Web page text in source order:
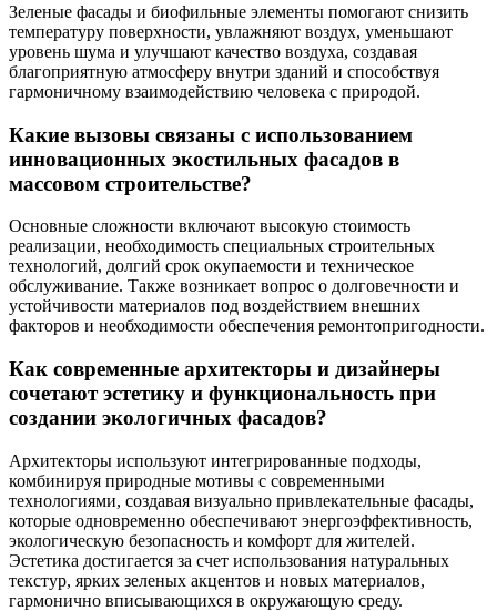
Зеленые фасады и биофильные элементы помогают снизить
температуру поверхности, увлажняют воздух, уменьшают
уровень шума и улучшают качество воздуха, создавая
благоприятную атмосферу внутри зданий и способствуя
гармоничному взаимодействию человека с природой.
Какие вызовы связаны с использованием
инновационных экостильных фасадов в
массовом строительстве?
Основные сложности включают высокую стоимость
реализации, необходимость специальных строительных
технологий, долгий срок окупаемости и техническое
обслуживание. Также возникает вопрос о долговечности и
устойчивости материалов под воздействием внешних
факторов и необходимости обеспечения ремонтопригодности.
Как современные архитекторы и дизайнеры
сочетают эстетику и функциональность при
создании экологичных фасадов?
Архитекторы используют интегрированные подходы,
комбинируя природные мотивы с современными
технологиями, создавая визуально привлекательные фасады,
которые одновременно обеспечивают энергоэффективность,
экологическую безопасность и комфорт для жителей.
Эстетика достигается за счет использования натуральных
текстур, ярких зеленых акцентов и новых материалов,
гармонично вписывающихся в окружающую среду.